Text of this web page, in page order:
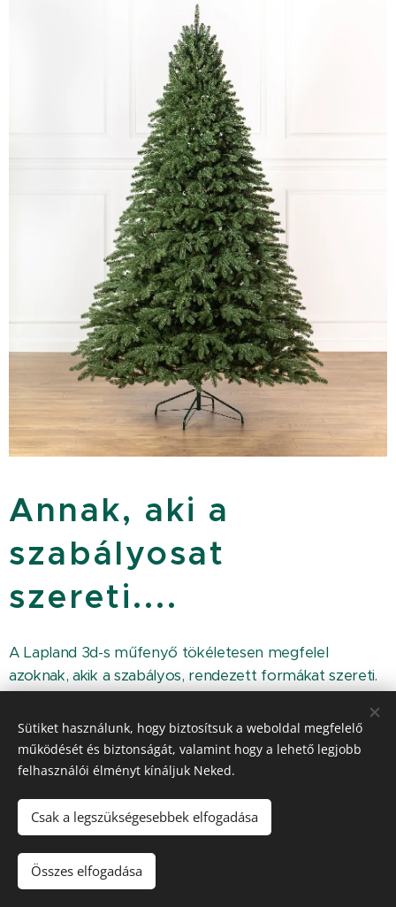
Annak, aki a
szabályosat
szereti....
A Lapland 3d-s műfenyő tökéletesen megfelel
azoknak, akik a szabályos, rendezett formákat szereti.
harmóniát, szabályosságot sugároz. A fenyő minden
ága 3d-s kivitelben készül.
Bevásárló Központ emeleti részén (300 cm / 250 cm /
230 cm / 150 cm-es kivitelben van kiállítva) vagy a
következő linken:
https://www.kanadai-mufenyo.hu/p/lapland-green-3d-
Sütiket használunk, hogy biztosítsuk a weboldal megfelelő
működését és biztonságát, valamint hogy a lehető legjobb
felhasználói élményt kínáljuk Neked.
Csak a legszükségesebbek elfogadása
Összes elfogadása